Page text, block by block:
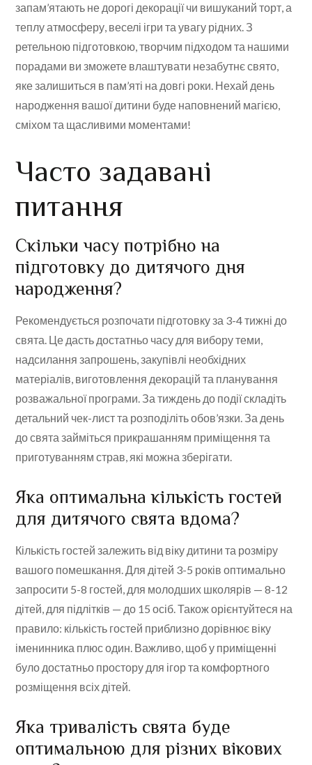
запам’ятають не дорогі декорації чи вишуканий торт, а
теплу атмосферу, веселі ігри та увагу рідних. З
ретельною підготовкою, творчим підходом та нашими
порадами ви зможете влаштувати незабутнє свято,
яке залишиться в пам’яті на довгі роки. Нехай день
народження вашої дитини буде наповнений магією,
сміхом та щасливими моментами!
Часто задавані
питання
Скільки часу потрібно на
підготовку до дитячого дня
народження?
Рекомендується розпочати підготовку за 3-4 тижні до
свята. Це дасть достатньо часу для вибору теми,
надсилання запрошень, закупівлі необхідних
матеріалів, виготовлення декорацій та планування
розважальної програми. За тиждень до події складіть
детальний чек-лист та розподіліть обов’язки. За день
до свята займіться прикрашанням приміщення та
приготуванням страв, які можна зберігати.
Яка оптимальна кількість гостей
для дитячого свята вдома?
Кількість гостей залежить від віку дитини та розміру
вашого помешкання. Для дітей 3-5 років оптимально
запросити 5-8 гостей, для молодших школярів — 8-12
дітей, для підлітків — до 15 осіб. Також орієнтуйтеся на
правило: кількість гостей приблизно дорівнює віку
іменинника плюс один. Важливо, щоб у приміщенні
було достатньо простору для ігор та комфортного
розміщення всіх дітей.
Яка тривалість свята буде
оптимальною для різних вікових